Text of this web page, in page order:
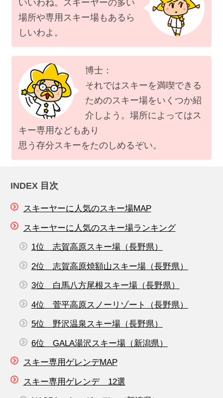
いいわね。スキーヤーの多い
場所や専用スキー場もあるら
しいわよ。
博士：
それではスキーを満喫できる
ためのスキー場をいくつか紹
介しよう。場所によってはス
キー専用などもあり
思う存分スキーをたのしめるぞい。
INDEX 目次
スキーヤーに人気のスキー場MAP
スキーヤーに人気のスキー場ランキング
1位 志賀高原スキー場（長野県）
2位 志賀高原焼額山スキー場（長野県）
3位 白馬八方尾根スキー場（長野県）
4位 菅平高原スノーリゾート（長野県）
5位 野沢温泉スキー場（長野県）
6位 GALA湯沢スキー場（新潟県）
スキー専用ゲレンデMAP
スキー専用ゲレンデ 12選